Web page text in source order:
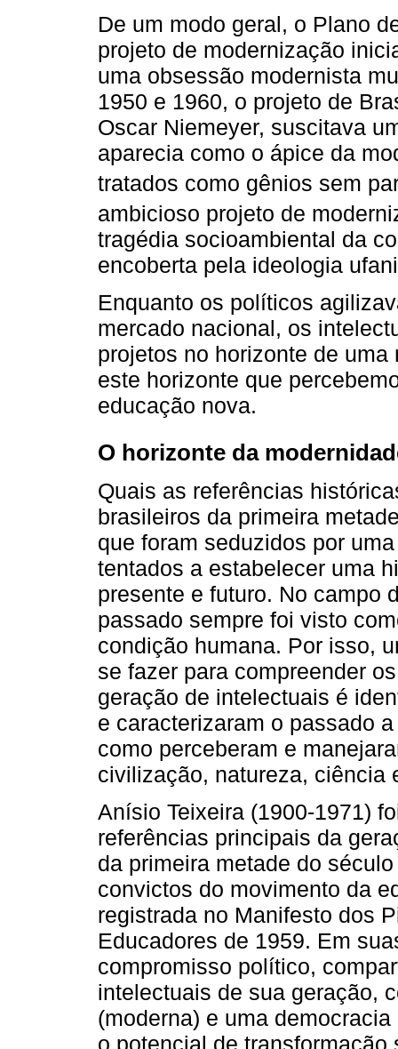
De um modo geral, o Plano
projeto de modernização
uma obsessão modernista
1950 e 1960, o projeto de
Oscar Niemeyer, suscitava
aparecia como o ápice da
tratados como gênios sem
ambicioso projeto de
tragédia socioambiental da
encoberta pela ideologia
Enquanto os políticos
mercado nacional, os
projetos no horizonte de
este horizonte que
educação nova.
O horizonte da
Quais as referências
brasileiros da primeira
que foram seduzidos por
tentados a estabelecer uma
presente e futuro. No campo
passado sempre foi visto
condição humana. Por isso,
se fazer para compreender
geração de intelectuais é
e caracterizaram o passado
como perceberam e
civilização, natureza, ciência
Anísio Teixeira (1900-1971)
referências principais da
da primeira metade do
convictos do movimento da
registrada no Manifesto dos
Educadores de 1959. Em
compromisso político,
intelectuais de sua geração,
(moderna) e uma
o potencial de